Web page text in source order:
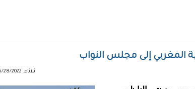
المغربي إلى مجلس النواب
ثلاثاء, 06/28/2022 - 15:29